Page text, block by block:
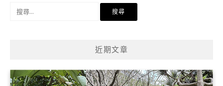
近期文章